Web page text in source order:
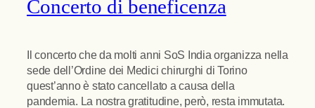
Concerto di beneficenza
Il concerto che da molti anni SoS India organizza nella
sede dell’Ordine dei Medici chirurghi di Torino
quest’anno è stato cancellato a causa della
pandemia. La nostra gratitudine, però, resta immutata.